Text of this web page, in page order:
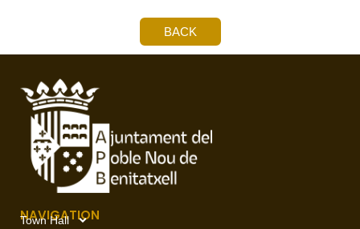
BACK
NAVIGATION
Town Hall